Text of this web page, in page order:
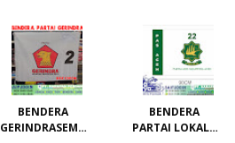
BENDERA
GERINDRASEMU
BENDERA
PARTAI LOKAL /